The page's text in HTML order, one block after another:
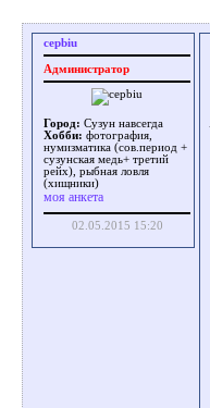
cepbiu
Администратор
Город: Сузун навсегда
Хобби: фотография,
нумизматика (сов.период +
сузунская медь+ третий
рейх), рыбная ловля
(хищники)
моя анкета
02.05.2015 15:20